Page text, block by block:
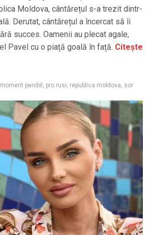
Moldova, cântărețul s-a trezit dintr-
Derutat, cântărețul a încercat să îi
succes. Oamenii au plecat agale,
Pavel cu o piață goală în față. Citește
moment penibil , pro rusi, republica moldova, sor